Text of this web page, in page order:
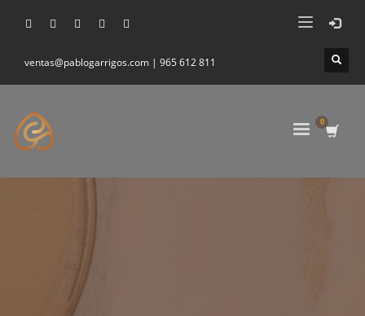
ventas@pablogarrigos.com | 965 612 811